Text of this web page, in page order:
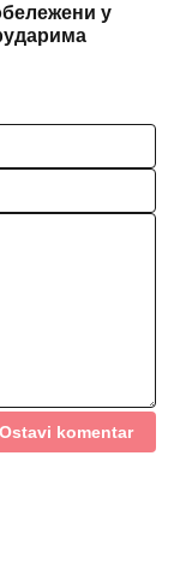
у
Ostavi komentar